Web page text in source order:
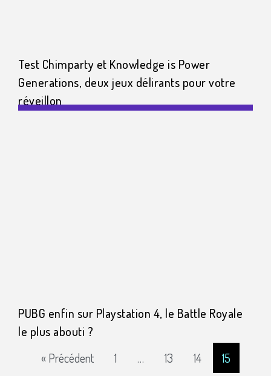
Test Chimparty et Knowledge is Power
Generations, deux jeux délirants pour votre
réveillon
PUBG enfin sur Playstation 4, le Battle Royale
le plus abouti ?
« Précédent
1 … 13 14 15